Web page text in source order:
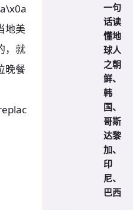
地美
，就
晚餐
一句
话读
懂地
球人
之朝
鲜、
韩
国、
哥斯
达黎
加、
印
尼、
巴西